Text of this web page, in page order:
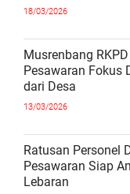
18/03/2026
Musrenbang
Pesawaran Fokus
dari Desa
13/03/2026
Ratusan Personel
Pesawaran Siap
Lebaran